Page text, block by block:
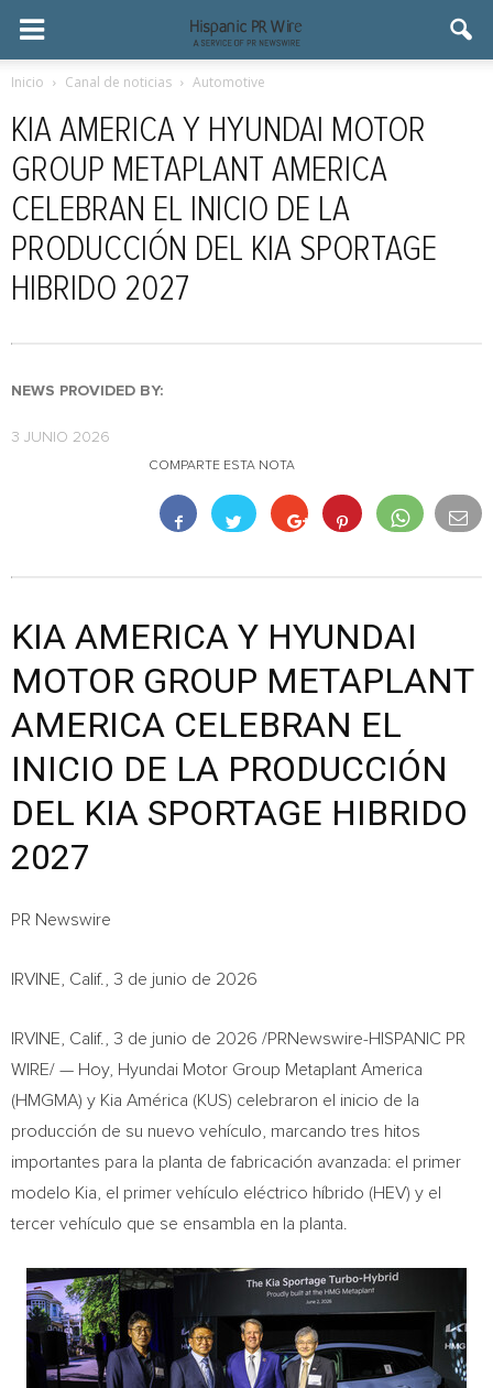
Inicio Canal de noticias Automotive
KIA AMERICA Y HYUNDAI MOTOR
GROUP METAPLANT AMERICA
CELEBRAN EL INICIO DE LA
PRODUCCIÓN DEL KIA SPORTAGE
HIBRIDO 2027
NEWS PROVIDED BY:
3 JUNIO 2026
COMPARTE ESTA NOTA
KIA AMERICA Y HYUNDAI
MOTOR GROUP METAPLANT
AMERICA CELEBRAN EL
INICIO DE LA PRODUCCIÓN
DEL KIA SPORTAGE HIBRIDO
2027
PR Newswire
IRVINE, Calif., 3 de junio de 2026
IRVINE, Calif. 3 de junio de 2026 /PRNewswire-HISPANIC PR
WIRE/ — Hoy, Hyundai Motor Group Metaplant America
(HMGMA) y Kia América (KUS) celebraron el inicio de la
producción de su nuevo vehículo, marcando tres hitos
importantes para la planta de fabricación avanzada: el primer
modelo Kia, el primer vehículo eléctrico híbrido (HEV) y el
tercer vehículo que se ensambla en la planta.